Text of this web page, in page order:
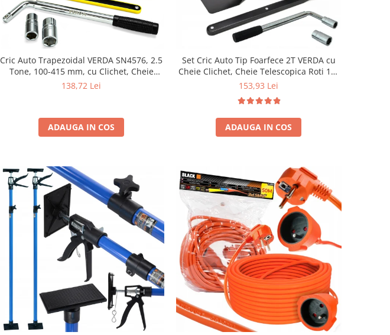
Cric Auto Trapezoidal VERDA SN4576, 2.5
Tone, 100-415 mm, cu Clichet, Cheie
Telescopică Roți și Husă
138,72 Lei
ADAUGA IN COS
Set Cric Auto Tip Foarfece 2T VERDA cu
Cheie Clichet, Cheie Telescopica Roti 17-
23mm, Prelungitor, Pad Cauciuc, Manusi
153,93 Lei
ADAUGA IN COS